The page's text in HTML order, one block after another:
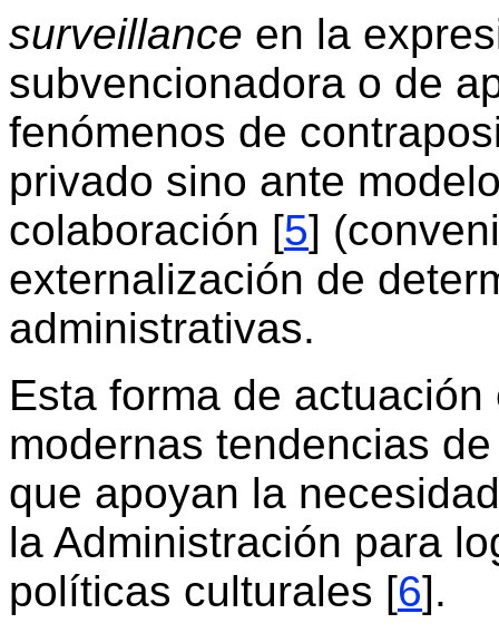
surveillance en la
subvencionadora o de
fenómenos de
privado sino ante
colaboración [5]
externalización de
administrativas.
Esta forma de
modernas tendencias
que apoyan la
la Administración para
políticas culturales [6].